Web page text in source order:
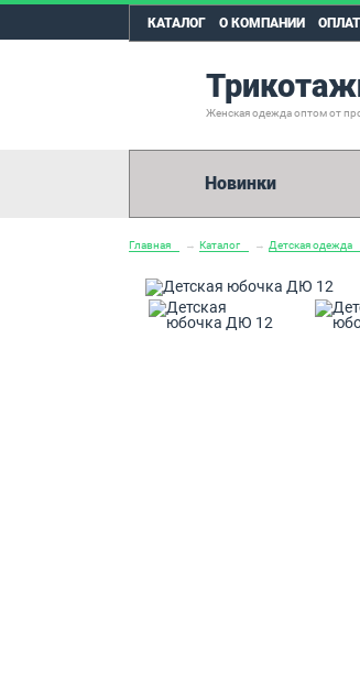
КАТАЛОГ О КОМПАНИИ
Женская одежда оптом от
Новинки
Главная → Каталог → Детская одежда